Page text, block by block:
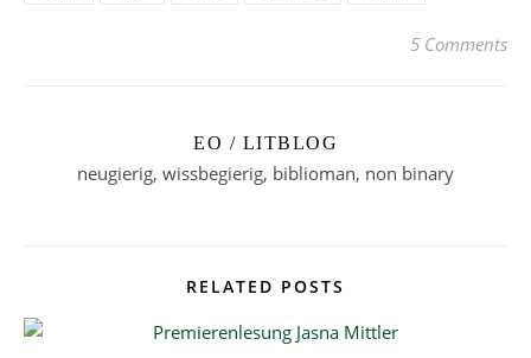
5 Comments
EO / LITBLOG
neugierig, wissbegierig, biblioman, non binary
RELATED POSTS